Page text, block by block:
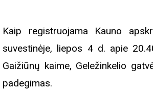
Kaip registruojama Kauno
suvestinėje, liepos 4 d. apie
Gaižiūnų kaime, Geležinkelio
padegimas.